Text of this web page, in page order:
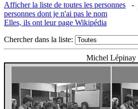
Afficher la liste de toutes les personnes -
personnes dont je n'ai pas le nom
Elles, ils ont leur page Wikipédia
Chercher dans la liste:
Michel Lépinay